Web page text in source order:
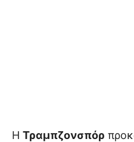
Η Τραμπζονσπόρ